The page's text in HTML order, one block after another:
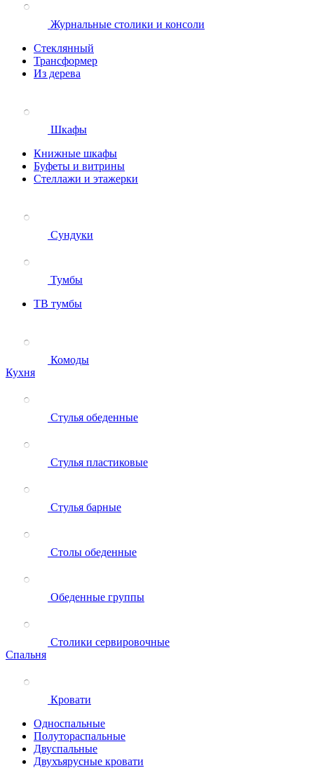
Журнальные столики и консоли
Стеклянный
Трансформер
Из дерева
Шкафы
Книжные шкафы
Буфеты и витрины
Стеллажи и этажерки
Сундуки
Тумбы
ТВ тумбы
Комоды
Кухня
Стулья обеденные
Стулья пластиковые
Стулья барные
Столы обеденные
Обеденные группы
Столики сервировочные
Спальня
Кровати
Односпальные
Полутораспальные
Двуспальные
Двухъярусные кровати